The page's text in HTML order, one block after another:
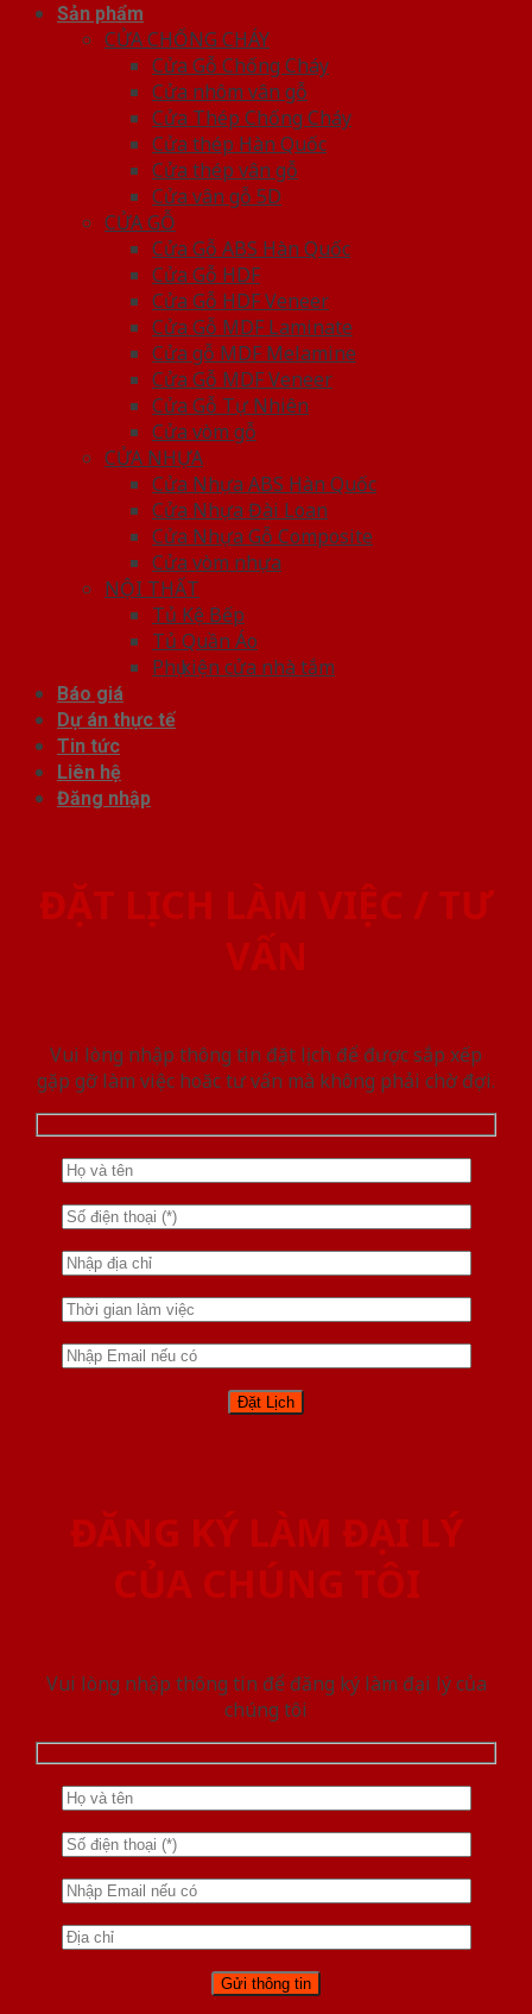
Sản phẩm
CỬA CHỐNG CHÁY
Cửa Gỗ Chống Cháy
Cửa nhôm vân gỗ
Cửa Thép Chống Cháy
Cửa thép Hàn Quốc
Cửa thép vân gỗ
Cửa vân gỗ 5D
CỬA GỖ
Cửa Gỗ ABS Hàn Quốc
Cửa Gỗ HDF
Cửa Gỗ HDF Veneer
Cửa Gỗ MDF Laminate
Cửa gỗ MDF Melamine
Cửa Gỗ MDF Veneer
Cửa Gỗ Tự Nhiên
Cửa vòm gỗ
CỬA NHỰA
Cửa Nhựa ABS Hàn Quốc
Cửa Nhựa Đài Loan
Cửa Nhựa Gỗ Composite
Cửa vòm nhựa
NỘI THẤT
Tủ Kệ Bếp
Tủ Quần Áo
Phụ kiện cửa nhà tắm
Báo giá
Dự án thực tế
Tin tức
Liên hệ
Đăng nhập
ĐẶT LỊCH LÀM VIỆC / TƯ
VẤN
Vui lòng nhập thông tin đặt lịch để được sắp xếp
gặp gỡ làm việc hoăc tư vấn mà không phải chờ đợi.
ĐĂNG KÝ LÀM ĐẠI LÝ
CỦA CHÚNG TÔI
Vui lòng nhập thông tin để đăng ký làm đại lý của
chúng tôi